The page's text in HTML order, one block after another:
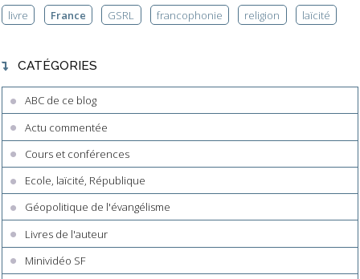
livre
France GSRL francophonie religion laïcité
CATÉGORIES
ABC de ce blog
Actu commentée
Cours et conférences
Ecole, laïcité, République
Géopolitique de l'évangélisme
Livres de l'auteur
Minividéo SF